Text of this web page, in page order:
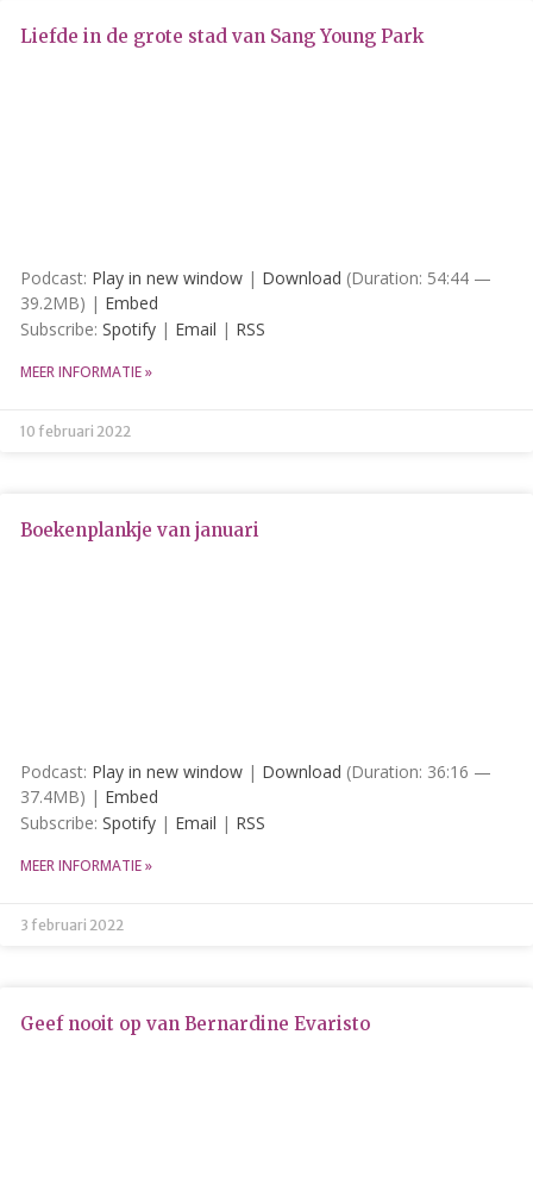
Geweest
Vacatures
Liefde in de grote stad van Sang Young Park
Podcast: Play in new window | Download (Duration: 54:44 —
39.2MB) | Embed
Subscribe: Spotify | Email | RSS
MEER INFORMATIE »
10 februari 2022
Boekenplankje van januari
Podcast: Play in new window | Download (Duration: 36:16 —
37.4MB) | Embed
Subscribe: Spotify | Email | RSS
MEER INFORMATIE »
3 februari 2022
Geef nooit op van Bernardine Evaristo